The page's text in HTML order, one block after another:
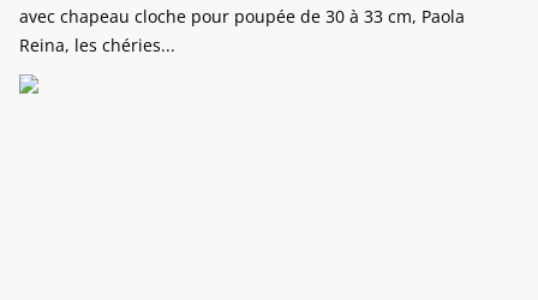
avec chapeau cloche pour poupée de 30 à 33 cm, Paola
Reina, les chéries...